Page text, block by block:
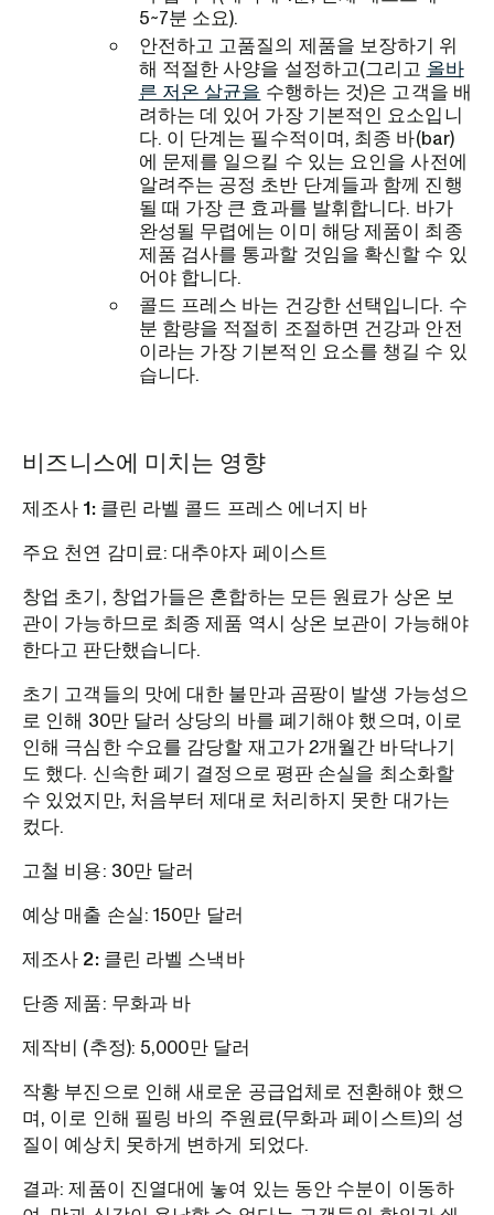
5~7분 소요).
안전하고 고품질의 제품을 보장하기 위
해 적절한 사양을 설정하고(그리고 올바
른 저온 살균을 수행하는 것)은 고객을 배
려하는 데 있어 가장 기본적인 요소입니
다. 이 단계는 필수적이며, 최종 바(bar)
에 문제를 일으킬 수 있는 요인을 사전에
알려주는 공정 초반 단계들과 함께 진행
될 때 가장 큰 효과를 발휘합니다. 바가
완성될 무렵에는 이미 해당 제품이 최종
제품 검사를 통과할 것임을 확신할 수 있
어야 합니다.
콜드 프레스 바는 건강한 선택입니다. 수
분 함량을 적절히 조절하면 건강과 안전
이라는 가장 기본적인 요소를 챙길 수 있
습니다.
비즈니스에 미치는 영향
제조사 1: 클린 라벨 콜드 프레스 에너지 바
주요 천연 감미료: 대추야자 페이스트
창업 초기, 창업가들은 혼합하는 모든 원료가 상온 보
관이 가능하므로 최종 제품 역시 상온 보관이 가능해야
한다고 판단했습니다.
초기 고객들의 맛에 대한 불만과 곰팡이 발생 가능성으
로 인해 30만 달러 상당의 바를 폐기해야 했으며, 이로
인해 극심한 수요를 감당할 재고가 2개월간 바닥나기
도 했다. 신속한 폐기 결정으로 평판 손실을 최소화할
수 있었지만, 처음부터 제대로 처리하지 못한 대가는
컸다.
고철 비용: 30만 달러
예상 매출 손실: 150만 달러
제조사 2: 클린 라벨 스낵바
단종 제품: 무화과 바
제작비 (추정): 5,000만 달러
작황 부진으로 인해 새로운 공급업체로 전환해야 했으
며, 이로 인해 필링 바의 주원료(무화과 페이스트)의 성
질이 예상치 못하게 변하게 되었다.
결과: 제품이 진열대에 놓여 있는 동안 수분이 이동하